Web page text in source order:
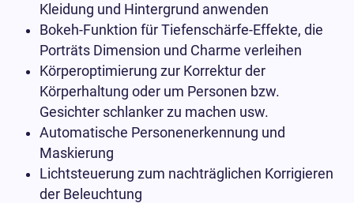
Kleidung und Hintergrund anwenden
Bokeh-Funktion für Tiefenschärfe-Effekte, die
Porträts Dimension und Charme verleihen
Körperoptimierung zur Korrektur der
Körperhaltung oder um Personen bzw.
Gesichter schlanker zu machen usw.
Automatische Personenerkennung und
Maskierung
Lichtsteuerung zum nachträglichen Korrigieren
der Beleuchtung